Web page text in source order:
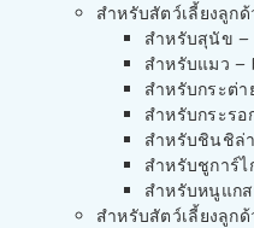
สำหรับสัตว์เลี้ยงลูก
สำหรับสุนัข –
สำหรับแมว –
สำหรับกระต่า
สำหรับกระรอ
สำหรับชินชิล่
สำหรับชูการ์ไ
สำหรับหนูแก
สำหรับสัตว์เลี้ยงลูก